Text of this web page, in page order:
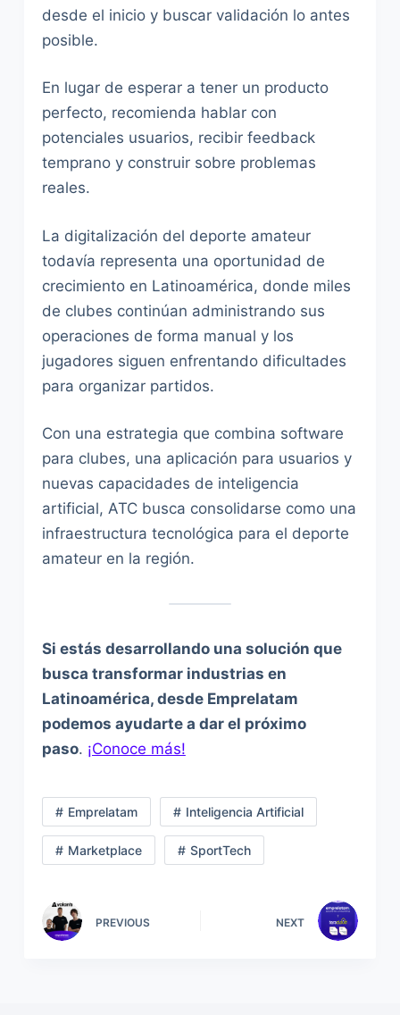
desde el inicio y buscar validación lo antes
posible.
En lugar de esperar a tener un producto
perfecto, recomienda hablar con
potenciales usuarios, recibir feedback
temprano y construir sobre problemas
reales.
La digitalización del deporte amateur
todavía representa una oportunidad de
crecimiento en Latinoamérica, donde miles
de clubes continúan administrando sus
operaciones de forma manual y los
jugadores siguen enfrentando dificultades
para organizar partidos.
Con una estrategia que combina software
para clubes, una aplicación para usuarios y
nuevas capacidades de inteligencia
artificial, ATC busca consolidarse como una
infraestructura tecnológica para el deporte
amateur en la región.
Si estás desarrollando una solución que
busca transformar industrias en
Latinoamérica, desde Emprelatam
podemos ayudarte a dar el próximo
paso. ¡Conoce más!
Emprelatam Inteligencia Artificial
Marketplace SportTech
PREVIOUS NEXT